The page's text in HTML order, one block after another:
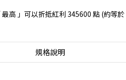
最高 」可以折抵紅利 345600 點 (約等於
規格說明